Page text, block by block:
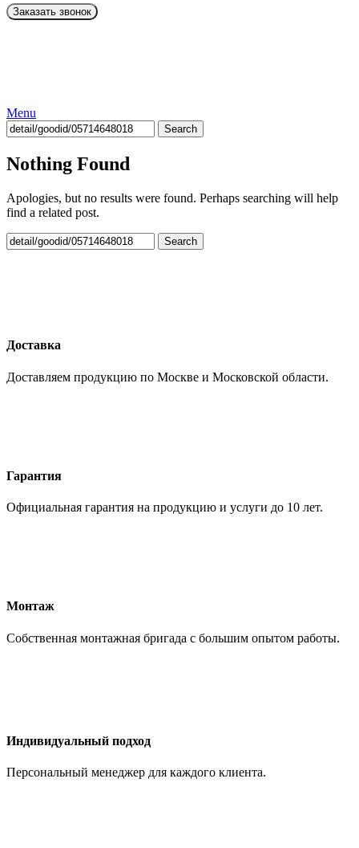
Menu
Search
Nothing Found
Apologies, but no results were found. Perhaps searching will help
find a related post.
Search
Доставка
Доставляем продукцию по Москве и Московской области.
Гарантия
Официальная гарантия на продукцию и услуги до 10 лет.
Монтаж
Собственная монтажная бригада с большим опытом работы.
Индивидуальный подход
Персональный менеджер для каждого клиента.